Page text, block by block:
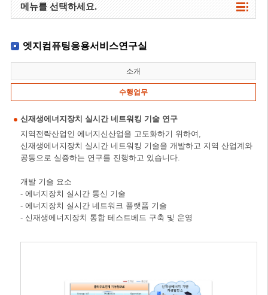
메뉴를 선택하세요.
엣지컴퓨팅응용서비스연구실
소개
수행업무
신재생에너지장치 실시간 네트워킹 기술 연구
지역전략산업인 에너지신산업을 고도화하기 위하여,
신재생에너지장치 실시간 네트워킹 기술을 개발하고 지역 산업계와
공동으로 실증하는 연구를 진행하고 있습니다.
개발 기술 요소
- 에너지장치 실시간 통신 기술
- 에너지장치 실시간 네트워크 플랫폼 기술
- 신재생에너지장치 통합 테스트베드 구축 및 운영